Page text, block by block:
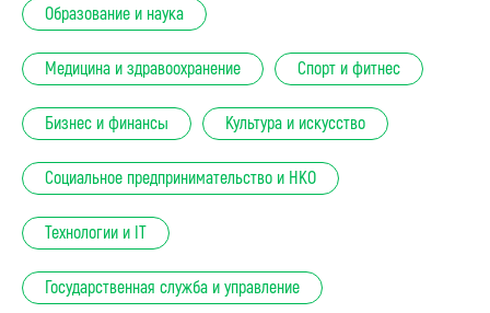
Образование и наука
Медицина и здравоохранение Спорт и фитнес
Бизнес и финансы Культура и искусство
Социальное предпринимательство и НКО
Технологии и IT
Государственная служба и управление